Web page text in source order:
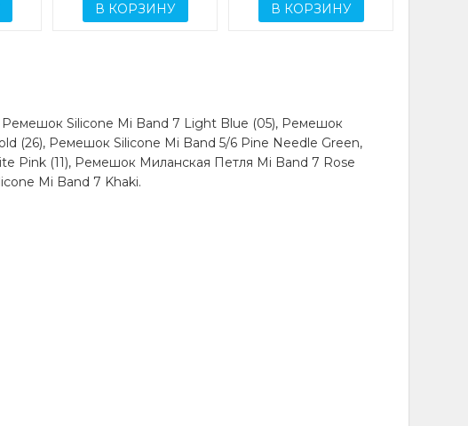
В КОРЗИНУ В КОРЗИНУ
Silicone Mi Band 7 Light Blue (05), Ремешок
(26), Ремешок Silicone Mi Band 5/6 Pine Needle Green,
Pink (11), Ремешок Миланская Петля Mi Band 7 Rose
Mi Band 7 Khaki.